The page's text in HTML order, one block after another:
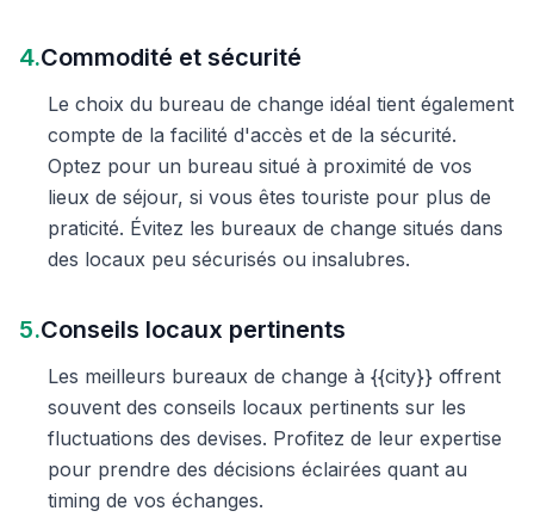
4.Commodité et sécurité
Le choix du bureau de change idéal tient également
compte de la facilité d'accès et de la sécurité.
Optez pour un bureau situé à proximité de vos
lieux de séjour, si vous êtes touriste pour plus de
praticité. Évitez les bureaux de change situés dans
des locaux peu sécurisés ou insalubres.
5.Conseils locaux pertinents
Les meilleurs bureaux de change à {{city}} offrent
souvent des conseils locaux pertinents sur les
fluctuations des devises. Profitez de leur expertise
pour prendre des décisions éclairées quant au
timing de vos échanges.